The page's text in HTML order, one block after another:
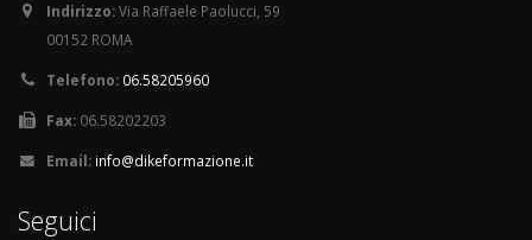
Indirizzo:Via Raffaele Paolucci, 59
00152 ROMA
Telefono: 06.58205960
Fax: 06.58202203
Email: info@dikeformazione.it
Seguici